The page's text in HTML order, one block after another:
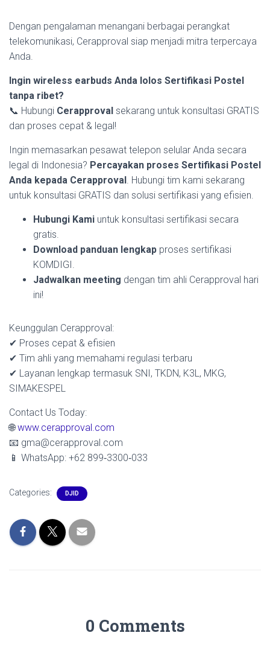
Dengan pengalaman menangani berbagai perangkat
telekomunikasi, Cerapproval siap menjadi mitra terpercaya
Anda.
Ingin wireless earbuds Anda lolos Sertifikasi Postel
tanpa ribet?
📞 Hubungi Cerapproval sekarang untuk konsultasi GRATIS
dan proses cepat & legal!
Ingin memasarkan pesawat telepon selular Anda secara
legal di Indonesia? Percayakan proses Sertifikasi Postel
Anda kepada Cerapproval. Hubungi tim kami sekarang
untuk konsultasi GRATIS dan solusi sertifikasi yang efisien.
Hubungi Kami untuk konsultasi sertifikasi secara
gratis.
Download panduan lengkap proses sertifikasi
KOMDIGI.
Jadwalkan meeting dengan tim ahli Cerapproval hari
ini!
Keunggulan Cerapproval:
✔ Proses cepat & efisien
✔ Tim ahli yang memahami regulasi terbaru
✔ Layanan lengkap termasuk SNI, TKDN, K3L, MKG,
SIMAKESPEL
Contact Us Today:
🌐www.cerapproval.com
📧 gma@cerapproval.com
📱 WhatsApp: +62 899‑3300‑033
Categories: DJID
0 Comments